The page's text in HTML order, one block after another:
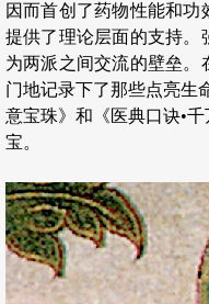
因而首创了药物性能和
提供了理论层面的支持。
为两派之间交流的壁垒。
门地记录下了那些点亮生
意宝珠》和《医典口诀•
宝。